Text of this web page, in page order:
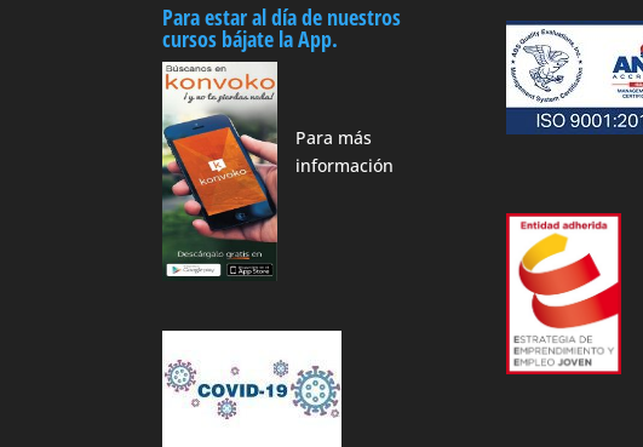
Para estar al día de nuestros
cursos bájate la App.
Para más
información